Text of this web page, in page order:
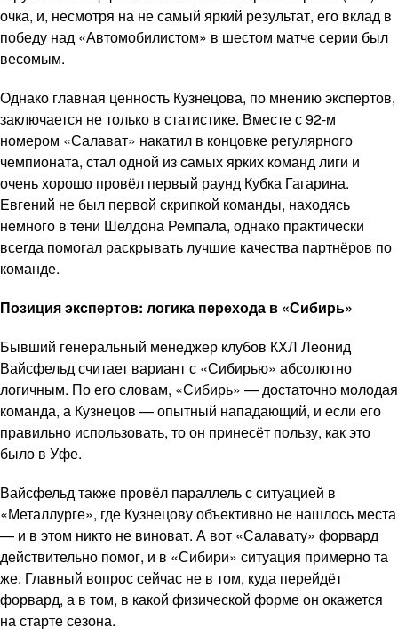
очка, и, несмотря на не самый яркий результат, его вклад в
победу над «Автомобилистом» в шестом матче серии был
весомым.
Однако главная ценность Кузнецова, по мнению экспертов,
заключается не только в статистике. Вместе с 92-м
номером «Салават» накатил в концовке регулярного
чемпионата, стал одной из самых ярких команд лиги и
очень хорошо провёл первый раунд Кубка Гагарина.
Евгений не был первой скрипкой команды, находясь
немного в тени Шелдона Ремпала, однако практически
всегда помогал раскрывать лучшие качества партнёров по
команде.
Позиция экспертов: логика перехода в «Сибирь»
Бывший генеральный менеджер клубов КХЛ Леонид
Вайсфельд считает вариант с «Сибирью» абсолютно
логичным. По его словам, «Сибирь» — достаточно молодая
команда, а Кузнецов — опытный нападающий, и если его
правильно использовать, то он принесёт пользу, как это
было в Уфе.
Вайсфельд также провёл параллель с ситуацией в
«Металлурге», где Кузнецову объективно не нашлось места
— и в этом никто не виноват. А вот «Салавату» форвард
действительно помог, и в «Сибири» ситуация примерно та
же. Главный вопрос сейчас не в том, куда перейдёт
форвард, а в том, в какой физической форме он окажется
на старте сезона.